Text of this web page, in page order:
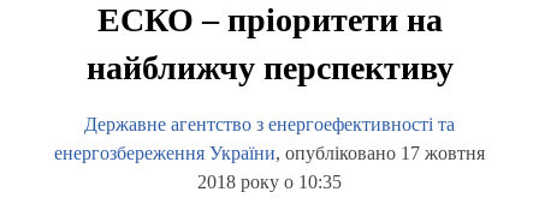
ЕСКО – пріоритети на
найближчу перспективу
Державне агентство з енергоефективності та
енергозбереження України, опубліковано 17 жовтня
2018 року о 10:35